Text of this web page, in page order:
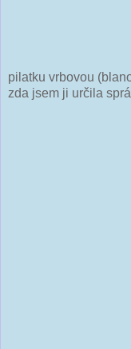
pilatku vrbovou
zda jsem ji určila